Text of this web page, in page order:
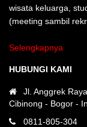
wisata keluarga,
(meeting sambil
Selengkapnya
HUBUNGI KAMI
Jl. Anggrek
Cibinong - Bogor -
0811-805-304